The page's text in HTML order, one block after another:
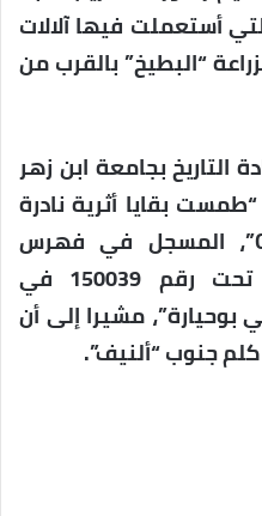
أستعملت فيها آلالات
“البطيخ” بالقرب من
بجامعة ابن زهر
بقايا أثرية نادرة
من موقع “واخير Ouakhir”، المسجل في فهرس
مواقع النقوش الصخرية تحت رقم 150039 في
بوحيارة”، مشيرا إلى أن